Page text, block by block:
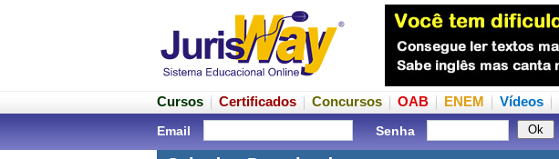
Cursos Certificados Concursos OAB ENEM Vídeos
Email Senha